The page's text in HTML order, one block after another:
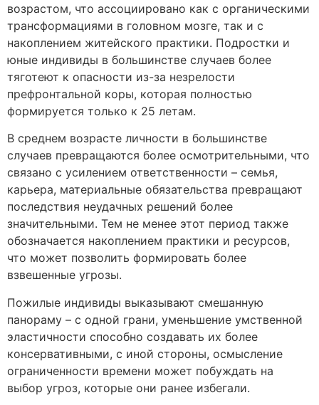
возрастом, что ассоциировано как с органическими
трансформациями в головном мозге, так и с
накоплением житейского практики. Подростки и
юные индивиды в большинстве случаев более
тяготеют к опасности из-за незрелости
префронтальной коры, которая полностью
формируется только к 25 летам.
В среднем возрасте личности в большинстве
случаев превращаются более осмотрительными, что
связано с усилением ответственности – семья,
карьера, материальные обязательства превращают
последствия неудачных решений более
значительными. Тем не менее этот период также
обозначается накоплением практики и ресурсов,
что может позволить формировать более
взвешенные угрозы.
Пожилые индивиды выказывают смешанную
панораму – с одной грани, уменьшение умственной
эластичности способно создавать их более
консервативными, с иной стороны, осмысление
ограниченности времени может побуждать на
выбор угроз, которые они ранее избегали.